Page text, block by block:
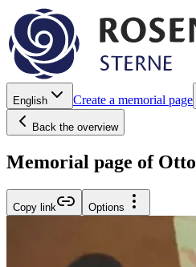
English Create a memorial page
Back the overview
Memorial page of Otto
Copy link Options